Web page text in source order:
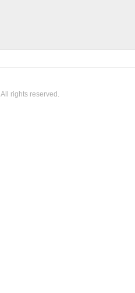
All rights reserved.